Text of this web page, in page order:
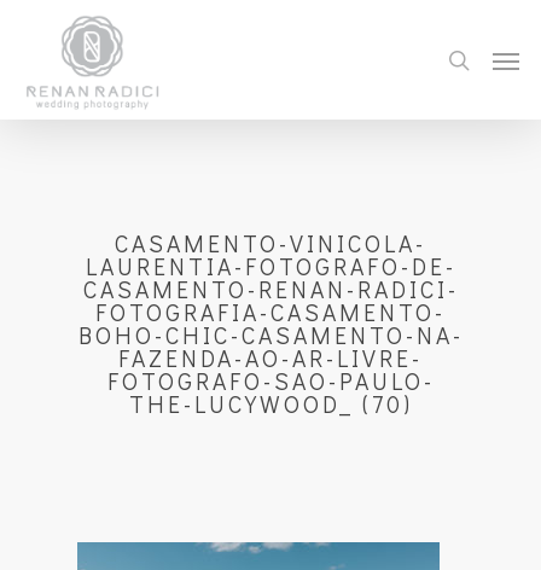
CASAMENTO-VINICOLA-
LAURENTIA-FOTOGRAFO-DE-
CASAMENTO-RENAN-RADICI-
FOTOGRAFIA-CASAMENTO-
BOHO-CHIC-CASAMENTO-NA-
FAZENDA-AO-AR-LIVRE-
FOTOGRAFO-SAO-PAULO-
THE-LUCYWOOD_ (70)